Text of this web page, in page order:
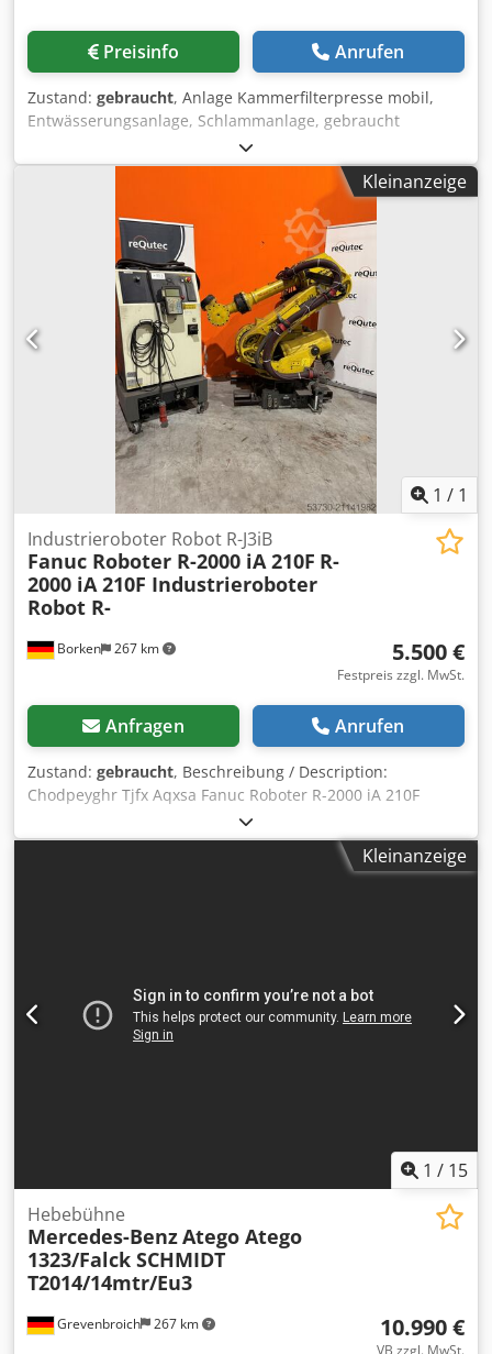
Preisinfo Anrufen
Zustand: gebraucht, Anlage Kammerfilterpresse mobil,
Entwässerungsanlage, Schlammanlage, gebraucht
Einsatzbereich: Kammerfilterpresse, mobile Entwässerung,
Übergangsentwässerung, Bauform: mobil 1200/103-30
REWA/R&B Chodpfjrnnt Iex Aqxea Maschinen-Nr.: 17100-
44 Filterplattenformat: 1200x1200 mm Plattenanzahl: 103
Filterplatten: PP Kuchendicke: 30 mm Filtertücher: optional
lieferbar in Abstimmung auf das Medium Filterfläche: ca.
230 m² Pressen-Inhalt: ca. 3550 dm3 Filterdruck: ca. 15 bar
Plattentransport: automatisch Pumpentechnik: optional
Schaltschrank: ja Austrag: mittels Austragsschnecke
Aufgebaut: auf Sattelanhänger Kauf oder Miete:
Besichtigung der Anlagen in Absprache bei uns um Werk.
Kleinanzeige
1 / 1
Borken 267 km
Industrieroboter Robot R-J3iB
Fanuc Roboter R-2000 iA 210F R-
2000 iA 210F Industrieroboter
Robot R-
5.500 €
Festpreis zzgl. MwSt.
Anfragen Anrufen
Zustand: gebraucht, Beschreibung / Description:
Chodpeyghr Tjfx Aqxsa Fanuc Roboter R-2000 iA 210F
Industrieroboter Robot R-J3iB
Kleinanzeige
1 / 15
Grevenbroich 267 km
Hebebühne
Mercedes-BenzAtego Atego
1323/Falck SCHMIDT
T2014/14mtr/Eu3
10.990 €
VB zzgl. MwSt.